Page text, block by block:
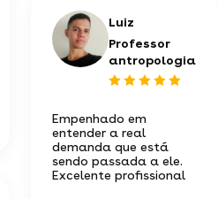
Luiz
Professor
antropologia
Empenhado em
entender a real
demanda que está
sendo passada a ele.
Excelente profissional